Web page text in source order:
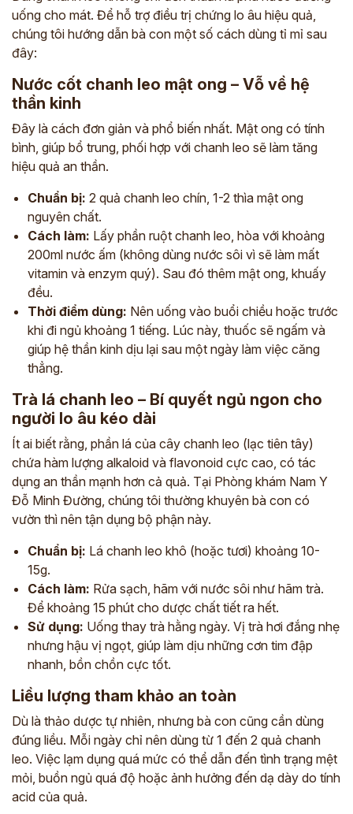
uống cho mát. Để hỗ trợ điều trị chứng lo âu hiệu quả,
chúng tôi hướng dẫn bà con một số cách dùng tỉ mỉ sau
đây:
Nước cốt chanh leo mật ong – Vỗ về hệ
thần kinh
Đây là cách đơn giản và phổ biến nhất. Mật ong có tính
bình, giúp bổ trung, phối hợp với chanh leo sẽ làm tăng
hiệu quả an thần.
Chuẩn bị: 2 quả chanh leo chín, 1-2 thìa mật ong
nguyên chất.
Cách làm: Lấy phần ruột chanh leo, hòa với khoảng
200ml nước ấm (không dùng nước sôi vì sẽ làm mất
vitamin và enzym quý). Sau đó thêm mật ong, khuấy
đều.
Thời điểm dùng: Nên uống vào buổi chiều hoặc trước
khi đi ngủ khoảng 1 tiếng. Lúc này, thuốc sẽ ngấm và
giúp hệ thần kinh dịu lại sau một ngày làm việc căng
thẳng.
Trà lá chanh leo – Bí quyết ngủ ngon cho
người lo âu kéo dài
Ít ai biết rằng, phần lá của cây chanh leo (lạc tiên tây)
chứa hàm lượng alkaloid và flavonoid cực cao, có tác
dụng an thần mạnh hơn cả quả. Tại Phòng khám Nam Y
Đỗ Minh Đường, chúng tôi thường khuyên bà con có
vườn thì nên tận dụng bộ phận này.
Chuẩn bị: Lá chanh leo khô (hoặc tươi) khoảng 10-
15g.
Cách làm: Rửa sạch, hãm với nước sôi như hãm trà.
Để khoảng 15 phút cho dược chất tiết ra hết.
Sử dụng: Uống thay trà hằng ngày. Vị trà hơi đắng nhẹ
nhưng hậu vị ngọt, giúp làm dịu những cơn tim đập
nhanh, bồn chồn cực tốt.
Liều lượng tham khảo an toàn
Dù là thảo dược tự nhiên, nhưng bà con cũng cần dùng
đúng liều. Mỗi ngày chỉ nên dùng từ 1 đến 2 quả chanh
leo. Việc lạm dụng quá mức có thể dẫn đến tình trạng mệt
mỏi, buồn ngủ quá độ hoặc ảnh hưởng đến dạ dày do tính
acid của quả.